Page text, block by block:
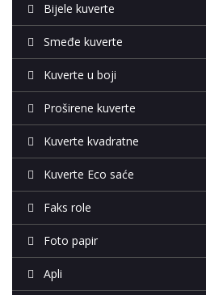
Bijele kuverte
Smeđe kuverte
Kuverte u boji
Proširene kuverte
Kuverte kvadratne
Kuverte Eco saće
Faks role
Foto papir
Apli